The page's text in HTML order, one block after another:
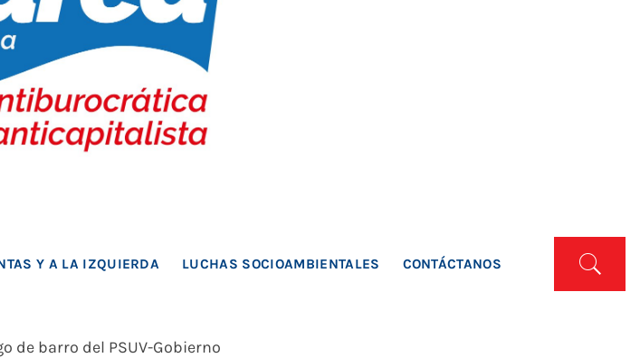
Y A LA IZQUIERDA LUCHAS SOCIOAMBIENTALES CONTÁCTANOS
de barro del PSUV-Gobierno